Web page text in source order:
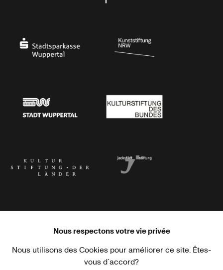
Haus der Kulturen der Welt Goethe-Institut
Nous respectons votre vie privée
Nous utilisons des Cookies pour améliorer ce site. Êtes-
vous d´accord?